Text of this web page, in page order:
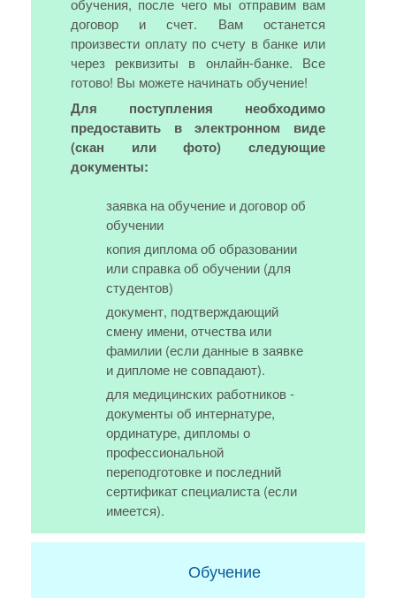
обучения, после чего мы отправим вам
договор и счет. Вам останется
произвести оплату по счету в банке или
через реквизиты в онлайн-банке. Все
готово! Вы можете начинать обучение!
Для поступления необходимо
предоставить в электронном виде
(скан или фото) следующие
документы:
заявка на обучение и договор об
обучении
копия диплома об образовании
или справка об обучении (для
студентов)
документ, подтверждающий
смену имени, отчества или
фамилии (если данные в заявке
и дипломе не совпадают).
для медицинских работников -
документы об интернатуре,
ординатуре, дипломы о
профессиональной
переподготовке и последний
сертификат специалиста (если
имеется).
Обучение